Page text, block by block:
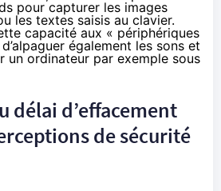
pour capturer les images
les textes saisis au clavier.
capacité aux « périphériques
également les sons et
un ordinateur par exemple sous
délai d’effacement
de sécurité